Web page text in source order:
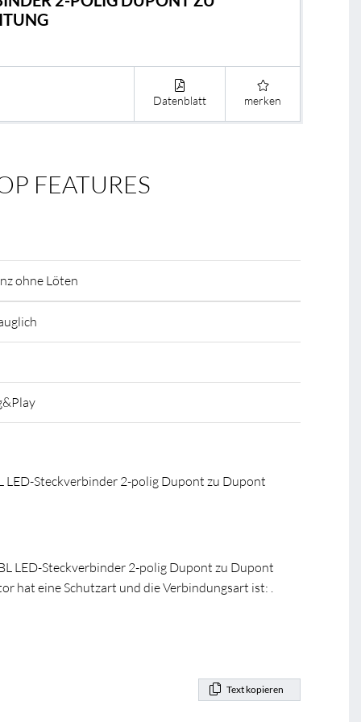
Datenblatt merken
FEATURES
ohne Löten
LED-Steckverbinder 2-polig Dupont zu Dupont
LED-Steckverbinder 2-polig Dupont zu Dupont
hat eine Schutzart und die Verbindungsart ist: .
Text kopieren